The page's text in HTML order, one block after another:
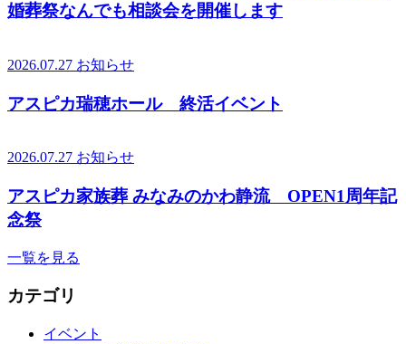
婚葬祭なんでも相談会を開催します
2026.07.27 お知らせ
アスピカ瑞穂ホール 終活イベント
2026.07.27 お知らせ
アスピカ家族葬 みなみのかわ静流 OPEN1周年記
念祭
一覧を見る
カテゴリ
イベント